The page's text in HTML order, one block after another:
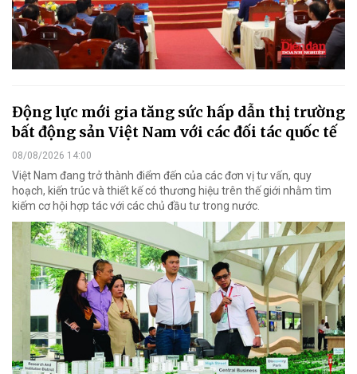
Động lực mới gia tăng sức hấp dẫn thị trường
bất động sản Việt Nam với các đối tác quốc tế
08/08/2026 14:00
Việt Nam đang trở thành điểm đến của các đơn vị tư vấn, quy
hoạch, kiến trúc và thiết kế có thương hiệu trên thế giới nhằm tìm
kiếm cơ hội hợp tác với các chủ đầu tư trong nước.